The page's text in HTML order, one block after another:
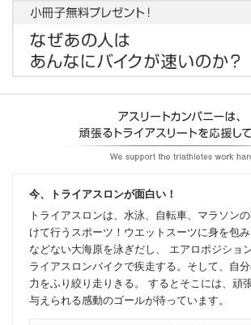
今、トライアスロンが面白い！
トライアスロンは、水泳、自転車、マラソン
けて行うスポーツ！ウエットスーツに身を包
などない大海原を泳ぎだし、 エアロポジショ
ライアスロンバイクで疾走する。そして、自
力をふり絞り走りきる。 するとそこには、頑
与えられる感動のゴールが待っています。